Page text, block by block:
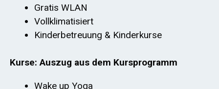
Gratis WLAN
Vollklimatisiert
Kinderbetreuung & Kinderkurse
Kurse: Auszug aus dem Kursprogramm
Wake up Yoga